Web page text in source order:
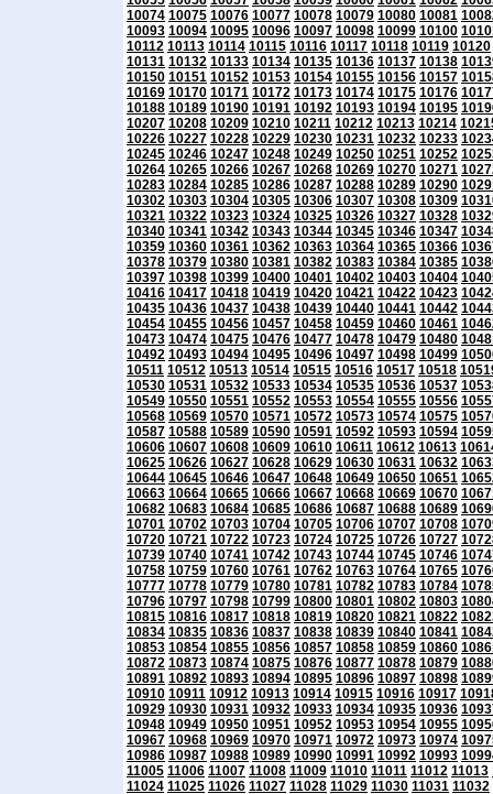
10074 10075 10076 10077 10078 10079 10080 10081
10093 10094 10095 10096 10097 10098 10099 10100
10112 10113 10114 10115 10116 10117 10118 10119 10120
10131 10132 10133 10134 10135 10136 10137 10138
10150 10151 10152 10153 10154 10155 10156 10157
10169 10170 10171 10172 10173 10174 10175 10176
10188 10189 10190 10191 10192 10193 10194 10195
10207 10208 10209 10210 10211 10212 10213 10214
10226 10227 10228 10229 10230 10231 10232 10233
10245 10246 10247 10248 10249 10250 10251 10252
10264 10265 10266 10267 10268 10269 10270 10271
10283 10284 10285 10286 10287 10288 10289 10290
10302 10303 10304 10305 10306 10307 10308 10309
10321 10322 10323 10324 10325 10326 10327 10328
10340 10341 10342 10343 10344 10345 10346 10347
10359 10360 10361 10362 10363 10364 10365 10366
10378 10379 10380 10381 10382 10383 10384 10385
10397 10398 10399 10400 10401 10402 10403 10404
10416 10417 10418 10419 10420 10421 10422 10423
10435 10436 10437 10438 10439 10440 10441 10442
10454 10455 10456 10457 10458 10459 10460 10461
10473 10474 10475 10476 10477 10478 10479 10480
10492 10493 10494 10495 10496 10497 10498 10499
10511 10512 10513 10514 10515 10516 10517 10518
10530 10531 10532 10533 10534 10535 10536 10537
10549 10550 10551 10552 10553 10554 10555 10556
10568 10569 10570 10571 10572 10573 10574 10575
10587 10588 10589 10590 10591 10592 10593 10594
10606 10607 10608 10609 10610 10611 10612 10613
10625 10626 10627 10628 10629 10630 10631 10632
10644 10645 10646 10647 10648 10649 10650 10651
10663 10664 10665 10666 10667 10668 10669 10670
10682 10683 10684 10685 10686 10687 10688 10689
10701 10702 10703 10704 10705 10706 10707 10708
10720 10721 10722 10723 10724 10725 10726 10727
10739 10740 10741 10742 10743 10744 10745 10746
10758 10759 10760 10761 10762 10763 10764 10765
10777 10778 10779 10780 10781 10782 10783 10784
10796 10797 10798 10799 10800 10801 10802 10803
10815 10816 10817 10818 10819 10820 10821 10822
10834 10835 10836 10837 10838 10839 10840 10841
10853 10854 10855 10856 10857 10858 10859 10860
10872 10873 10874 10875 10876 10877 10878 10879
10891 10892 10893 10894 10895 10896 10897 10898
10910 10911 10912 10913 10914 10915 10916 10917
10929 10930 10931 10932 10933 10934 10935 10936
10948 10949 10950 10951 10952 10953 10954 10955
10967 10968 10969 10970 10971 10972 10973 10974
10986 10987 10988 10989 10990 10991 10992 10993
11005 11006 11007 11008 11009 11010 11011 11012 11013
11024 11025 11026 11027 11028 11029 11030 11031 11032